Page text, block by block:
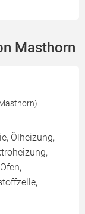
Masthorn
Ölheizung,